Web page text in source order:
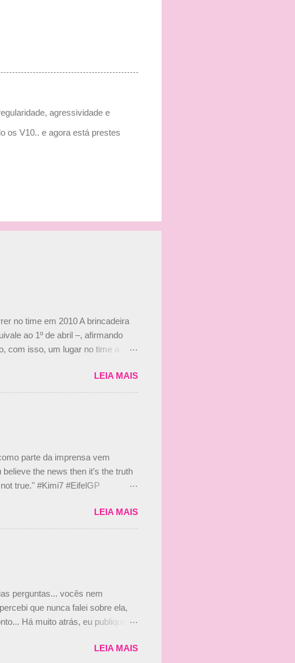
agressividade e
os V10.. e agora está prestes
no time em 2010 A brincadeira
ao 1º de abril –, afirmando
com isso, um lugar no time a
de Bruno Senna em 2010. "Na
de ter assinado com Bruno
tem nada contra o filho do
LEIA MAIS
parte da imprensa vem
the news then it’s the truth
true." #Kimi7 #EifelGP
a team mate? 🙌 Over to you,
8, 2020 Beijinhos, Ludy
LEIA MAIS
perguntas... vocês nem
que nunca falei sobre ela,
Há muito atrás, eu publiquei
achavam que a Viviane Senna
LEIA MAIS